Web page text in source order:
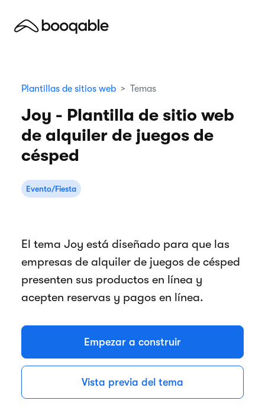
Plantillas de sitios web Temas
Joy - Plantilla de sitio web
de alquiler de juegos de
césped
Evento/Fiesta
El tema Joy está diseñado para que las
empresas de alquiler de juegos de césped
presenten sus productos en línea y
acepten reservas y pagos en línea.
Empezar a construir
Vista previa del tema